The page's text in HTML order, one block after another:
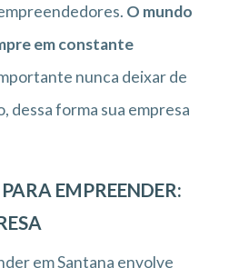
O mundo
em constante
nunca deixar de
dessa forma sua empresa
EMPREENDER:
em Santana envolve